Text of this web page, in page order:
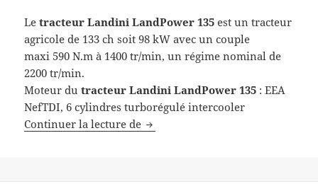
Letracteur Landini LandPower 135 est un tracteur
agricole de 133 ch soit 98 kW avec un couple
maxi 590 N.m à 1400 tr/min, un régime nominal de
2200 tr/min.
Moteur dutracteur Landini LandPower 135 : EEA
NefTDI, 6 cylindres turborégulé intercooler
Continuer la lecture de Tracteur Landini LandPower 135